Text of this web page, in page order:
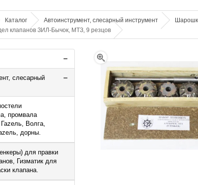
Каталог Автоинструмент, слесарный инструмент
клапанов ЗИЛ-Бычок, МТЗ, 9 резцов
слесарный
промвала
Волга,
дорны.
для правки
Гизматик для
клапана.